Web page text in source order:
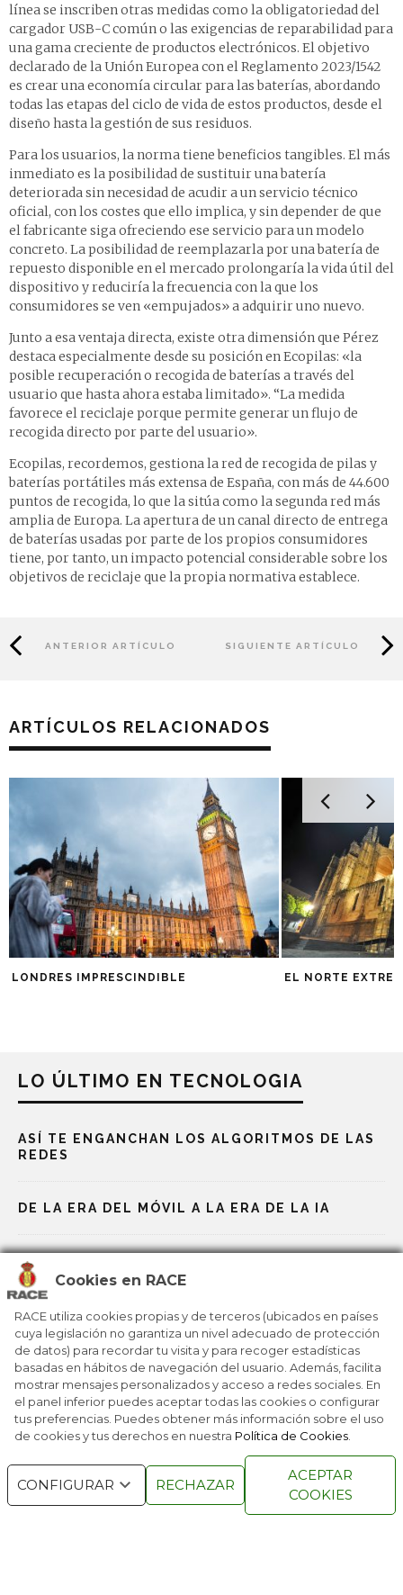
Cookies en RACE
RACE utiliza cookies propias y de terceros (ubicados en países
cuya legislación no garantiza un nivel adecuado de protección
de datos) para recordar tu visita y para recoger estadísticas
basadas en hábitos de navegación del usuario. Además, facilita
mostrar mensajes personalizados y acceso a redes sociales. En
el panel inferior puedes aceptar todas las cookies o configurar
tus preferencias. Puedes obtener más información sobre el uso
de cookies y tus derechos en nuestra Política de Cookies
CONFIGURAR RECHAZAR
ACEPTAR
COOKIES
línea se inscriben otras medidas como la obligatoriedad del
cargador USB-C común o las exigencias de reparabilidad para
una gama creciente de productos electrónicos. El objetivo
declarado de la Unión Europea con el Reglamento 2023/1542
es crear una economía circular para las baterías, abordando
todas las etapas del ciclo de vida de estos productos, desde el
diseño hasta la gestión de sus residuos.
Para los usuarios, la norma tiene beneficios tangibles. El más
inmediato es la posibilidad de sustituir una batería
deteriorada sin necesidad de acudir a un servicio técnico
oficial, con los costes que ello implica, y sin depender de que
el fabricante siga ofreciendo ese servicio para un modelo
concreto. La posibilidad de reemplazarla por una batería de
repuesto disponible en el mercado prolongaría la vida útil del
dispositivo y reduciría la frecuencia con la que los
consumidores se ven «empujados» a adquirir uno nuevo.
Junto a esa ventaja directa, existe otra dimensión que Pérez
destaca especialmente desde su posición en Ecopilas: «la
posible recuperación o recogida de baterías a través del
usuario que hasta ahora estaba limitado». “La medida
favorece el reciclaje porque permite generar un flujo de
recogida directo por parte del usuario».
Ecopilas, recordemos, gestiona la red de recogida de pilas y
baterías portátiles más extensa de España, con más de 44.600
puntos de recogida, lo que la sitúa como la segunda red más
amplia de Europa. La apertura de un canal directo de entrega
de baterías usadas por parte de los propios consumidores
tiene, por tanto, un impacto potencial considerable sobre los
objetivos de reciclaje que la propia normativa establece.
ANTERIOR ARTÍCULO SIGUIENTE ARTÍCULO
ARTÍCULOS RELACIONADOS
LONDRES IMPRESCINDIBLE EL NORTE
LO ÚLTIMO EN TECNOLOGIA
ASÍ TE ENGANCHAN LOS ALGORITMOS DE LAS
REDES
DE LA ERA DEL MÓVIL A LA ERA DE LA IA
LA EDUCACIÓN YA NO SE ENTIENDE SIN IA
ASÍ VEMOS LOS ESPAÑOLES LA IA
¿SE ESTÁ LLENANDO INTERNET DE IA?
TODOS LOS DERECHOS
RESERVADOS